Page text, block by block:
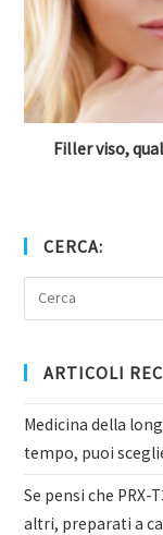
Filler viso,
CERCA:
ARTICOLI
Medicina della
tempo, puoi
Se pensi che
altri, preparati a